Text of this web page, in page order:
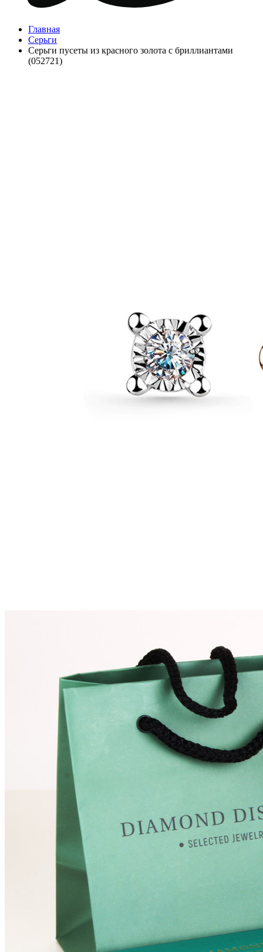
Главная
Серьги
Серьги пусеты из красного золота с бриллиантами
(052721)